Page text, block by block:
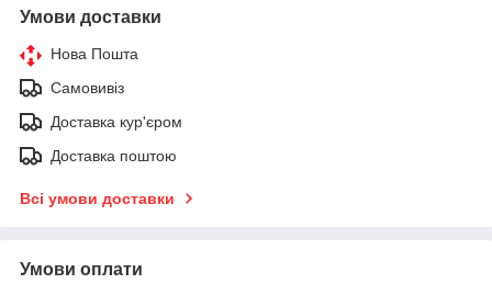
Умови доставки
Нова Пошта
Самовивіз
Доставка кур'єром
Доставка поштою
Всі умови доставки
Умови оплати